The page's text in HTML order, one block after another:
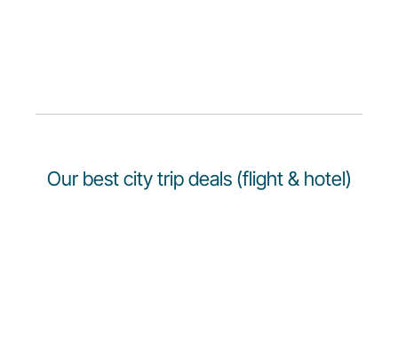
Our best city trip deals (flight & hotel)